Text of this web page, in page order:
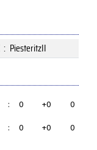
: PiesteritzII
: 0 +0 0
: 0 +0
0